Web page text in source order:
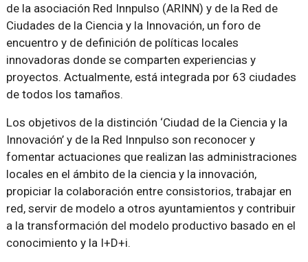
de la asociación Red Innpulso (ARINN) y de la Red de
Ciudades de la Ciencia y la Innovación, un foro de
encuentro y de definición de políticas locales
innovadoras donde se comparten experiencias y
proyectos. Actualmente, está integrada por 63 ciudades
de todos los tamaños.
Los objetivos de la distinción ‘Ciudad de la Ciencia y la
Innovación’ y de la Red Innpulso son reconocer y
fomentar actuaciones que realizan las administraciones
locales en el ámbito de la ciencia y la innovación,
propiciar la colaboración entre consistorios, trabajar en
red, servir de modelo a otros ayuntamientos y contribuir
a la transformación del modelo productivo basado en el
conocimiento y la I+D+i.